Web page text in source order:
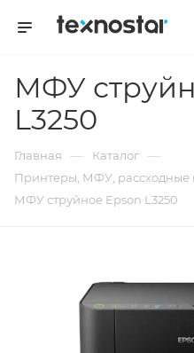
МФУ
L3250
Главная — Каталог —
Принтеры, МФУ, рассходные
МФУ струйное Epson L3250